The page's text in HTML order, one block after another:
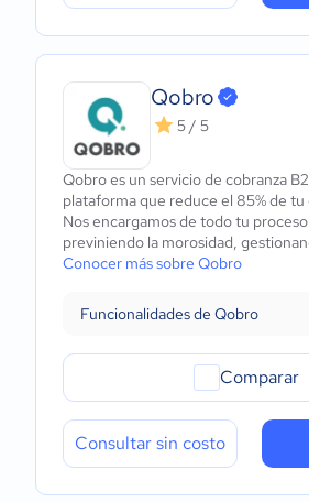
Qobro
5 / 5
Qobro es un servicio de cobranza
plataforma que reduce el 85% de tu
Nos encargamos de todo tu
previniendo la morosidad,
Conocer más sobre Qobro
Funcionalidades de Qobro
Comparar
Consultar sin costo